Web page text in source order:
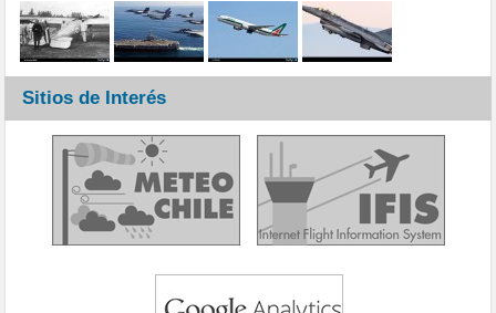
Sitios de Interés